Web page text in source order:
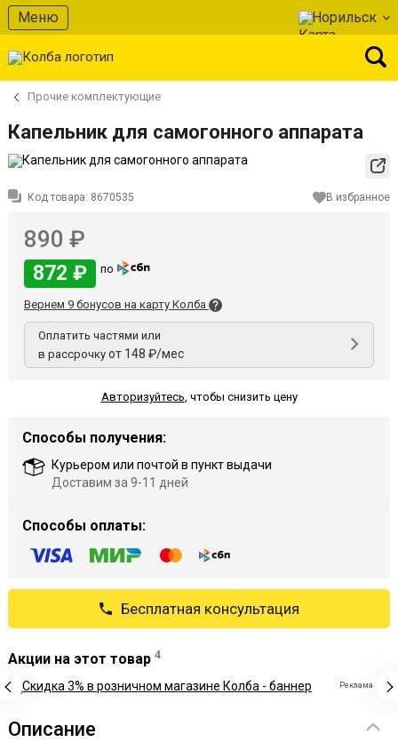
Меню Норильск
Прочие комплектующие
Капельник для самогонного аппарата
Код товара: 8670535 В избранное
890 ₽
872 ₽ по
Вернем 9 бонусов на карту Колба
Оплатить частями или
в рассрочку от 148 ₽/мес
Авторизуйтесь, чтобы снизить цену
Способы получения:
Курьером или почтой в пункт выдачи
Доставим за 9-11 дней
Способы оплаты:
Бесплатная консультация
Акции на этот товар 4
Реклама
Описание